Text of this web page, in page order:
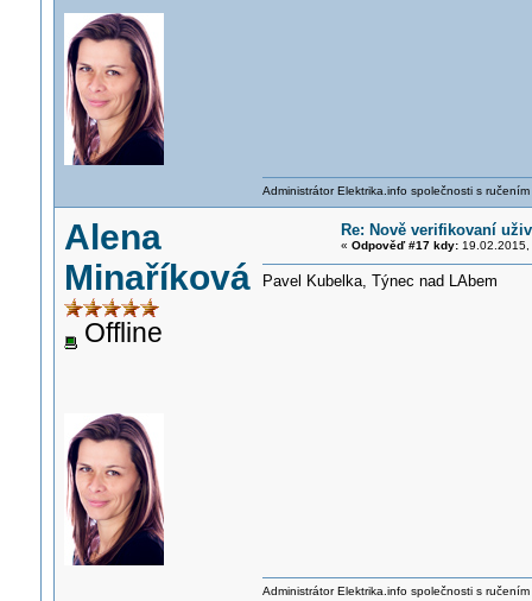
Administrátor Elektrika.info společnosti s
Alena
Minaříková
Offline
Re: Nově verifikovaní
« Odpověď #17 kdy:19.02.2015,
Pavel Kubelka, Týnec nad LAbem
Administrátor Elektrika.info společnosti s